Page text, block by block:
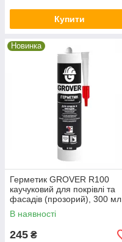
Купити
Новинка
Герметик GROVER R100
каучуковий для покрівлі та
фасадів (прозорий), 300 мл
В наявності
245 ₴